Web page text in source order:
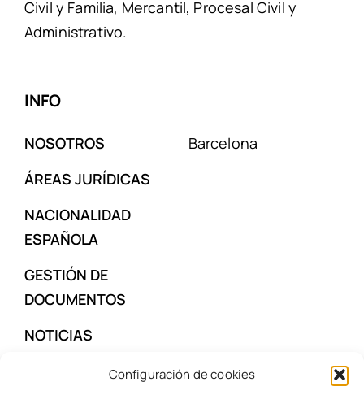
Configuración de cookies
Despacho especializado en Derecho de los
Administrativo.
INFO
NOSOTROS
NACIONALIDAD
DOCUMENTOS